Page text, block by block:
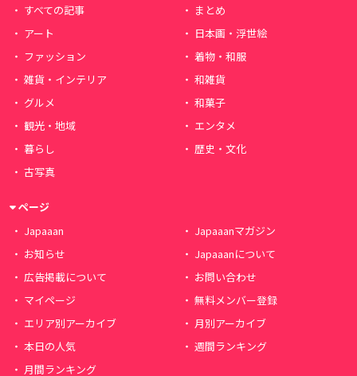
すべての記事
まとめ
アート
日本画・浮世絵
ファッション
着物・和服
雑貨・インテリア
和雑貨
グルメ
和菓子
観光・地域
エンタメ
暮らし
歴史・文化
古写真
ページ
Japaaan
Japaaanマガジン
お知らせ
Japaaanについて
広告掲載について
お問い合わせ
マイページ
無料メンバー登録
エリア別アーカイブ
月別アーカイブ
本日の人気
週間ランキング
月間ランキング